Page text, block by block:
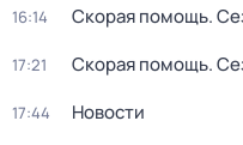
16:14 Скорая помощь.
17:21 Скорая помощь.
17:44 Новости